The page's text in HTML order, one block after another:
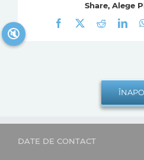
Share, Alege
Facebook
Reddit
DATE DE CONTACT
🔇